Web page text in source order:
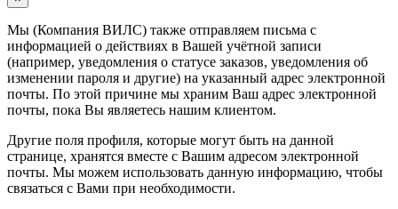
Мы (Компания ВИЛС) также отправляем письма с
информацией о действиях в Вашей учётной записи
(например, уведомления о статусе заказов, уведомления об
изменении пароля и другие) на указанный адрес электронной
почты. По этой причине мы храним Ваш адрес электронной
почты, пока Вы являетесь нашим клиентом.
Другие поля профиля, которые могут быть на данной
странице, хранятся вместе с Вашим адресом электронной
почты. Мы можем использовать данную информацию, чтобы
связаться с Вами при необходимости.